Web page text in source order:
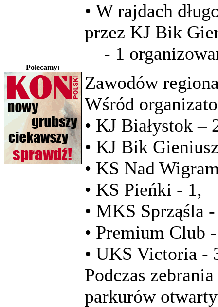
Polecamy:
• W rajdach
przez KJ Bik
- 1
Zawodów
Wśród
• KJ Białystok –
• KJ Bik
• KS Nad
• KS Pieńki - 1,
• MKS Sprząśla
• Premium Club
• UKS Victoria -
Podczas
parkurów